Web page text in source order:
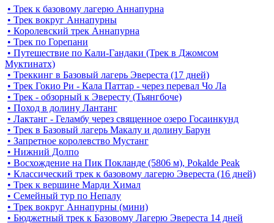
• Трек к базовому лагерю Аннапурна
• Трек вокруг Аннапурны
• Королевский трек Аннапурна
• Трек по Горепани
• Путешествие по Кали-Гандаки (Трек в Джомсом
Муктинатх)
• Треккинг в Базовый лагерь Эвереста (17 дней)
• Трек Гокио Ри - Кала Паттар - через перевал Чо Ла
• Трек - обзорный к Эвересту (Тьянгбоче)
• Поход в долину Лантанг
• Лактанг - Геламбу через священное озеро Госаинкунд
• Трек в Базовый лагерь Макалу и долину Барун
• Запретное королевство Мустанг
• Нижний Долпо
• Восхождение на Пик Покланде (5806 м), Pokalde Peak
• Классический трек к базовому лагерю Эвереста (16 дней)
• Трек к вершине Марди Химал
• Семейный тур по Непалу
• Трек вокруг Аннапурны (мини)
• Бюджетный трек к Базовому Лагерю Эвереста 14 дней